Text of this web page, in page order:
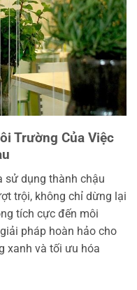
Trường Của Việc
sử dụng thành chậu
trội, không chỉ dừng lại
tích cực đến môi
pháp hoàn hảo cho
xanh và tối ưu hóa